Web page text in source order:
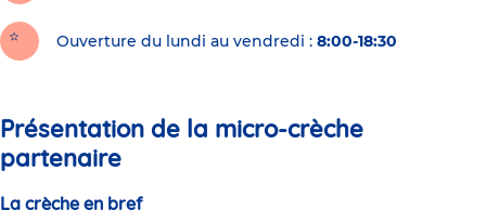
Ouverture du lundi au vendredi : 8:00-18:30
Présentation de la micro-crèche
partenaire
La crèche en bref